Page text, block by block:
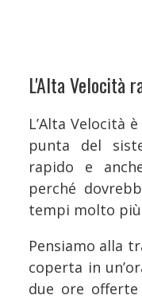
L'Alta Velocità
L’Alta Velocità
punta del
rapido e
perché
tempi molto
Pensiamo alla
coperta in
due ore